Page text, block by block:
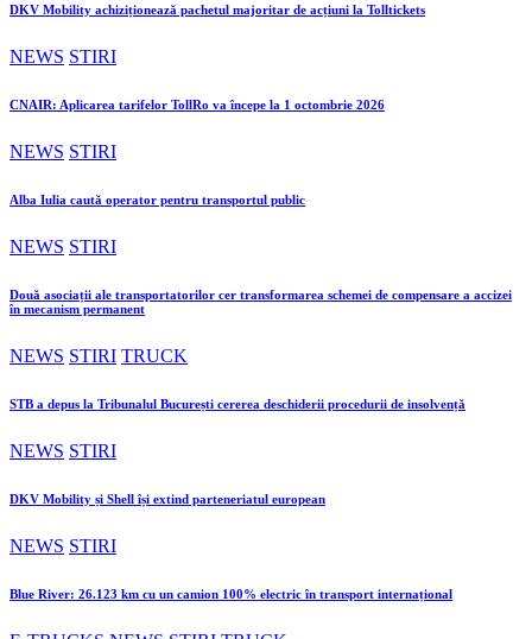
DKV Mobility achiziționează pachetul majoritar de acțiuni la Tolltickets
NEWS STIRI
CNAIR: Aplicarea tarifelor TollRo va începe la 1 octombrie 2026
NEWS STIRI
Alba Iulia caută operator pentru transportul public
NEWS STIRI
Două asociații ale transportatorilor cer transformarea schemei de compensare a accizei
în mecanism permanent
NEWS STIRI TRUCK
STB a depus la Tribunalul București cererea deschiderii procedurii de insolvență
NEWS STIRI
DKV Mobility și Shell își extind parteneriatul european
NEWS STIRI
Blue River: 26.123 km cu un camion 100% electric în transport internațional